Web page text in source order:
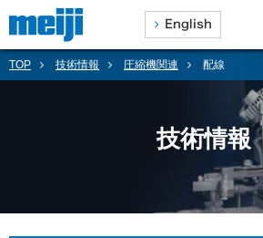
TOP 技術情報 圧縮機関連 配線
技術情報